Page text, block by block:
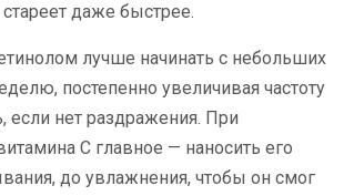
даже быстрее.
лучше начинать с небольших
постепенно увеличивая частоту
нет раздражения. При
C главное — наносить его
до увлажнения, чтобы он смог